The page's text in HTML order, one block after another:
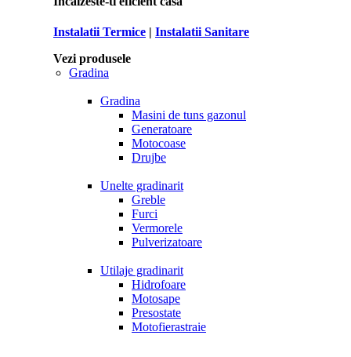
Instalatii Termice | Instalatii Sanitare
Vezi produsele
Gradina
Gradina
Masini de tuns gazonul
Generatoare
Motocoase
Drujbe
Unelte gradinarit
Greble
Furci
Vermorele
Pulverizatoare
Utilaje gradinarit
Hidrofoare
Motosape
Presostate
Motofierastraie